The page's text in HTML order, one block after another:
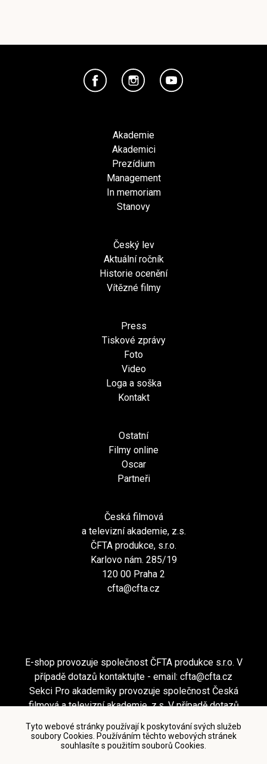
Tyto webové stránky používají k poskytování svých služeb
soubory Cookies. Používáním těchto webových stránek
souhlasíte s použitím souborů Cookies.
Akademie
Akademici
Prezídium
Management
In memoriam
Stanovy
Český lev
Aktuální ročník
Historie ocenění
Vítězné filmy
Press
Tiskové zprávy
Foto
Video
Loga a soška
Kontakt
Ostatní
Filmy online
Oscar
Partneři
Česká filmová
a televizní akademie, z.s.
ČFTA produkce, s.r.o.
Karlovo nám. 285/19
120 00 Praha 2
cfta@cfta.cz
E-shop provozuje společnost ČFTA produkce s.r.o. V
případě dotazů kontaktujte - email: cfta@cfta.cz
Sekci Pro akademiky provozuje společnost Česká
filmová a televizní akademie, z.s. V případě dotazů
Podmínky užití a zásady ochrany osobních údajů